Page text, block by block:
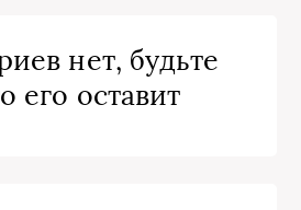
нет, будьте
его оставит